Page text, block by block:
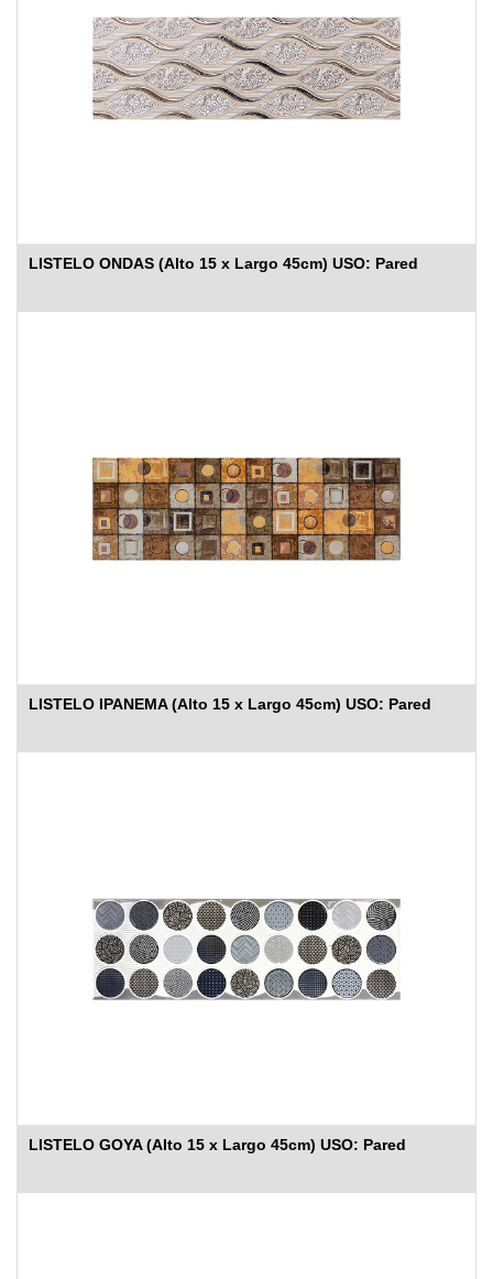
LISTELO ONDAS (Alto 15 x Largo 45cm) USO: Pared
LISTELO IPANEMA (Alto 15 x Largo 45cm) USO: Pared
LISTELO GOYA (Alto 15 x Largo 45cm) USO: Pared